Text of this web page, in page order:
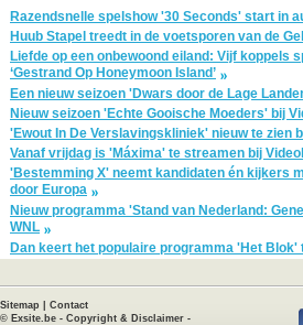
Razendsnelle spelshow '30 Seconds' start in
Huub Stapel treedt in de voetsporen van de
Liefde op een onbewoond eiland: Vijf koppels
‘Gestrand Op Honeymoon Island’
Een nieuw seizoen 'Dwars door de Lage
Nieuw seizoen 'Echte Gooische Moeders' bij
'Ewout In De Verslavingskliniek' nieuw te zien
Vanaf vrijdag is 'Máxima' te streamen bij
'Bestemming X' neemt kandidaten én kijkers
door Europa
Nieuw programma 'Stand van Nederland:
WNL
Dan keert het populaire programma 'Het Blok'
Sitemap
Contact
© Exsite.be - Copyright & Disclaimer -